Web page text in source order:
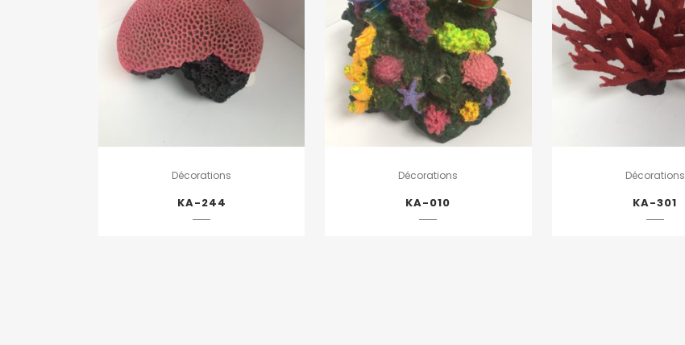
Décorations
KA-244
Décorations
KA-010
Décorations
KA-301